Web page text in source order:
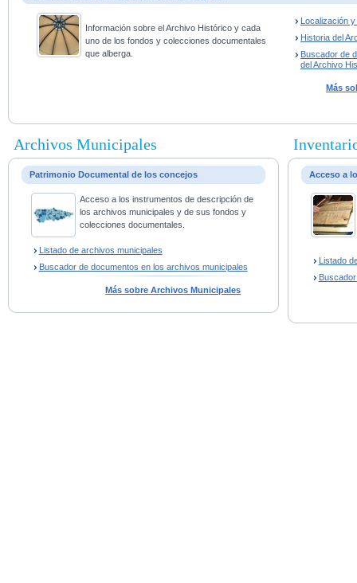
Información sobre el Archivo Histórico y cada
uno de los fondos y colecciones documentales
que alberga.
Localización
Historia del
Buscador de
del Archivo
Más
Archivos Municipales
Patrimonio Documental de los concejos
Acceso a los instrumentos de descripción de
los archivos municipales y de sus fondos y
colecciones documentales.
Listado de archivos municipales
Buscador de documentos en los archivos municipales
Más sobre Archivos Municipales
Acceso a
Listado